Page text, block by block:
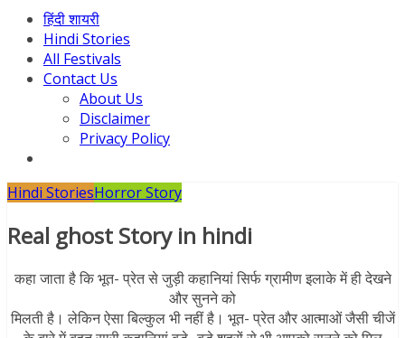
हिंदी शायरी
Hindi Stories
All Festivals
Contact Us
About Us
Disclaimer
Privacy Policy
Hindi StoriesHorror Story
Real ghost Story in hindi
कहा जाता है कि भूत- प्रेत से जुड़ी कहानियां सिर्फ ग्रामीण इलाके में ही देखने
और सुनने को
मिलती है। लेकिन ऐसा बिल्कुल भी नहीं है। भूत- प्रेत और आत्माओं जैसी चीजें